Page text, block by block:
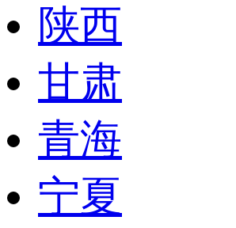
陕西
甘肃
青海
宁夏